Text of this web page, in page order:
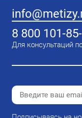
8 800 101-
Для консультаций